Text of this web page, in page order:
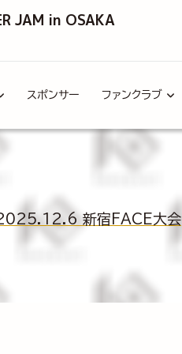
JAM in OSAKA
スポンサー ファンクラブ
新宿FACE大会